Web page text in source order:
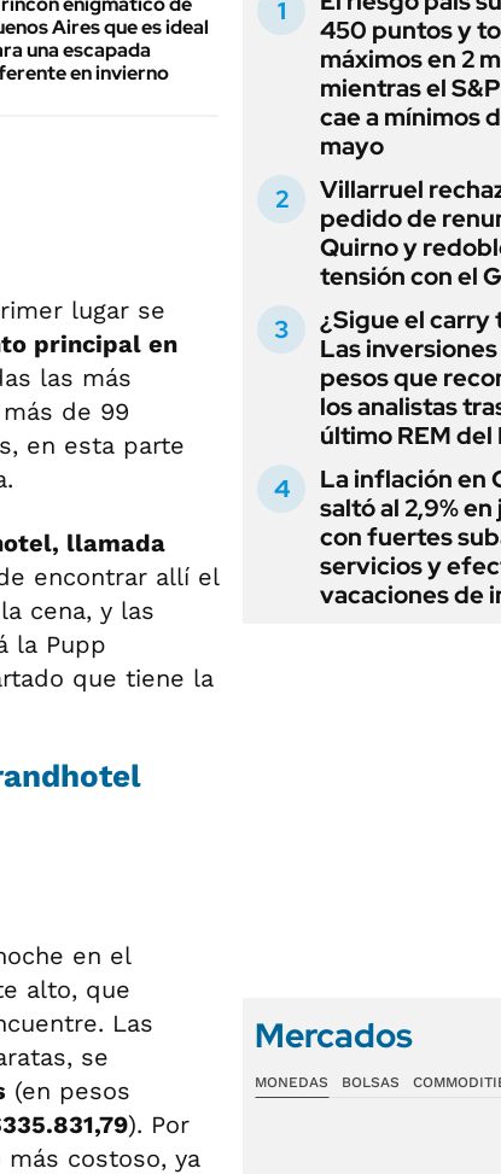
Aires que es ideal
una escapada
en invierno
lugar se
principal en
las más
de 99
en esta parte
llamada
encontrar allí el
cena, y las
la Pupp
que tiene la
en el
alto, que
Las
se
(en pesos
). Por
más costoso, ya
450 puntos y
máximos en 2
mientras el
cae a mínimos
mayo
Villarruel
pedido de
Quirno y
tensión con el
¿Sigue el carry
Las
pesos que
los analistas
último REM del
La inflación en
saltó al 2,9% en
con fuertes
servicios y
vacaciones de
Mercados
MONEDAS BOLSAS